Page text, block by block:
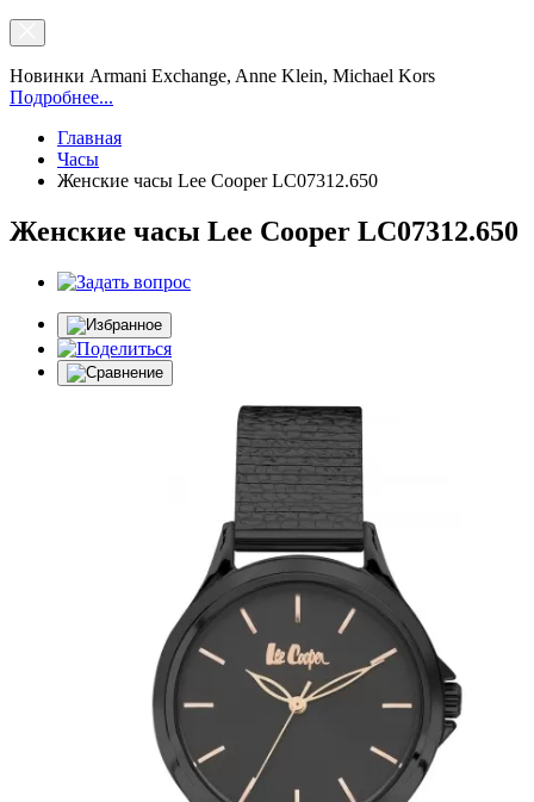
Новинки Armani Exchange, Anne Klein, Michael Kors
Подробнее...
Главная
Часы
Женские часы Lee Cooper LC07312.650
Женские часы Lee Cooper LC07312.650